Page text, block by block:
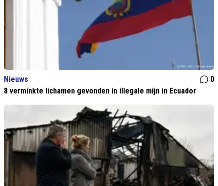
Nieuws
0
8 verminkte lichamen gevonden in illegale mijn in Ecuador